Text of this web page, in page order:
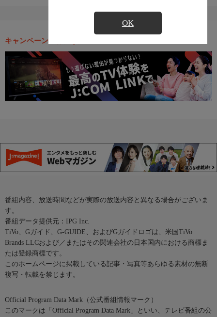
OK
キャンペーン・お得な情報
番組内容、放送時間などが実際の放送内容と異なる場合がございま
す。
番組データ提供元：IPG Inc.
TiVo、Gガイド、G-GUIDE、およびGガイドロゴは、米国TiVo
Brands LLCおよび／またはその関連会社の日本国内における商標ま
たは登録商標です。
このホームページに掲載している記事・写真等あらゆる素材の無断
複写・転載を禁じます。
Official Program Data Mark（公式番組情報マーク）
このマークは「Official Program Data Mark」といい、テレビ番組の公